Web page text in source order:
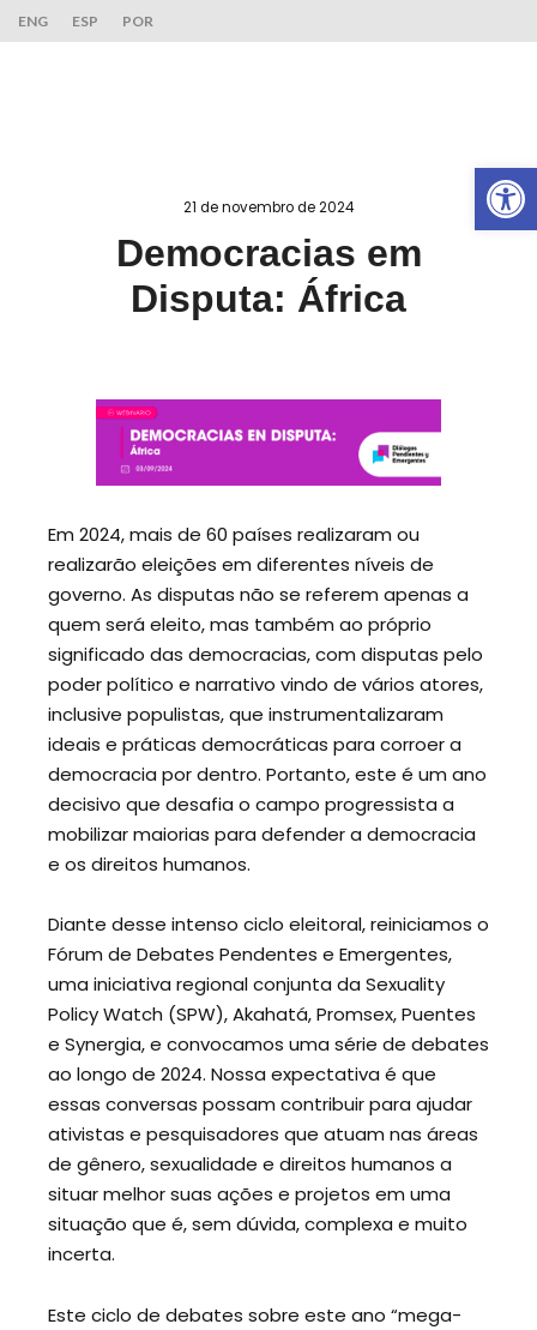
ENG ESP POR
21 de novembro de 2024
Democracias em
Disputa: África
Em 2024, mais de 60 países realizaram ou
realizarão eleições em diferentes níveis de
governo. As disputas não se referem apenas a
quem será eleito, mas também ao próprio
significado das democracias, com disputas pelo
poder político e narrativo vindo de vários atores,
inclusive populistas, que instrumentalizaram
ideais e práticas democráticas para corroer a
democracia por dentro. Portanto, este é um ano
decisivo que desafia o campo progressista a
mobilizar maiorias para defender a democracia
e os direitos humanos.
Diante desse intenso ciclo eleitoral, reiniciamos o
Fórum de Debates Pendentes e Emergentes,
uma iniciativa regional conjunta da Sexuality
Policy Watch (SPW), Akahatá, Promsex, Puentes
e Synergia, e convocamos uma série de debates
ao longo de 2024. Nossa expectativa é que
essas conversas possam contribuir para ajudar
ativistas e pesquisadores que atuam nas áreas
de gênero, sexualidade e direitos humanos a
situar melhor suas ações e projetos em uma
situação que é, sem dúvida, complexa e muito
incerta.
Este ciclo de debates sobre este ano “mega-